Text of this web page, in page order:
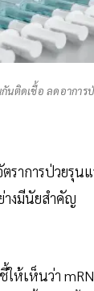
นติดเชื้อ ลดอาการ
าการป่วยรุนแ
างมีนัยสำคัญ
ห้เห็นว่า